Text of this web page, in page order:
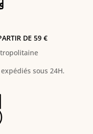
DE 59 €
sous 24H.